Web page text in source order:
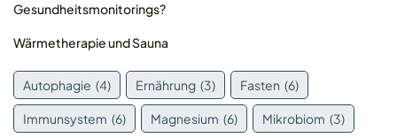
Gesundheitsmonitorings?
Wärmetherapie und Sauna
Autophagie (4) Ernährung (3) Fasten (6)
Immunsystem (6) Magnesium (6) Mikrobiom (3)